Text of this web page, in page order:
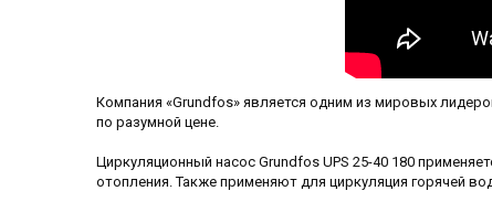
Компания «Grundfos» является одним из мировых
по разумной цене.
Циркуляционный насос Grundfos UPS 25-40 180
отопления. Также применяют для циркуляция горячей